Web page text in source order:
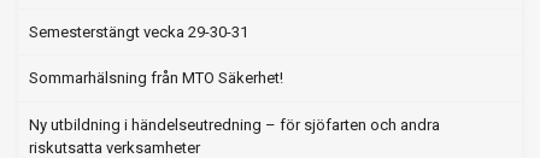
Semesterstängt vecka 29-30-31
Sommarhälsning från MTO Säkerhet!
Ny utbildning i händelseutredning – för sjöfarten och andra
riskutsatta verksamheter